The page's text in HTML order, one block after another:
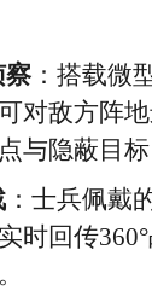
察：搭载微
对敌方阵
与隐蔽目标
：士兵佩戴
时回传